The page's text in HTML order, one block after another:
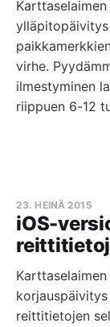
virhe.
ilmestyminen
riippuen 6-12
iOS-
23. HEINÄ 2015
reittitietojen